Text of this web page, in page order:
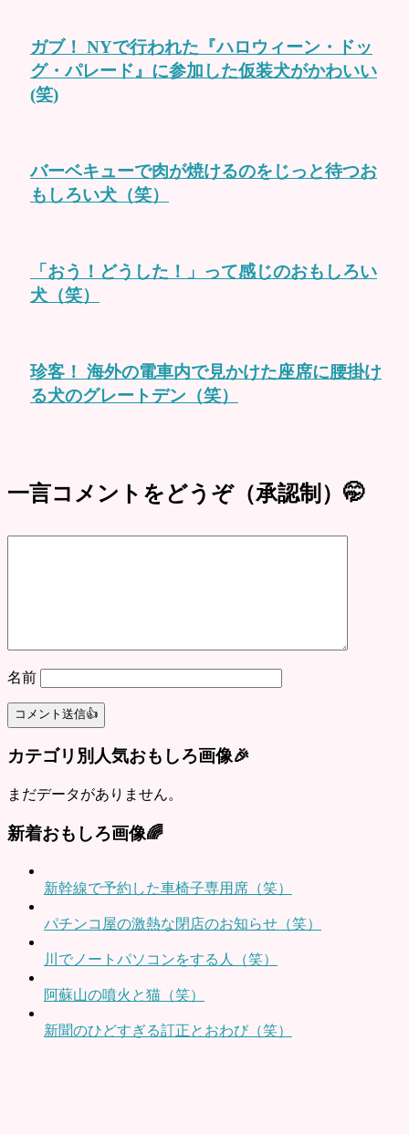
ガブ！ NYで行われた『ハロウィーン・ドッ
グ・パレード』に参加した仮装犬がかわいい
(笑)
バーベキューで肉が焼けるのをじっと待つお
もしろい犬（笑）
「おう！どうした！」って感じのおもしろい
犬（笑）
珍客！ 海外の電車内で見かけた座席に腰掛け
る犬のグレートデン（笑）
一言コメントをどうぞ（承認制）🤭
名前
カテゴリ別人気おもしろ画像🎉
まだデータがありません。
新着おもしろ画像🌈
新幹線で予約した車椅子専用席（笑）
パチンコ屋の激熱な閉店のお知らせ（笑）
川でノートパソコンをする人（笑）
阿蘇山の噴火と猫（笑）
新聞のひどすぎる訂正とおわび（笑）